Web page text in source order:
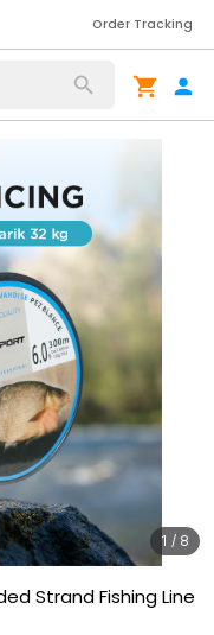
Order Tracking
1 / 8
Strand Fishing Line